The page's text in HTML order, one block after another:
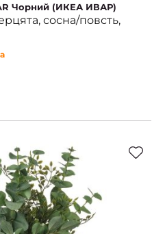
Чорний (ИКЕА ИВАР)
сосна/повсть,